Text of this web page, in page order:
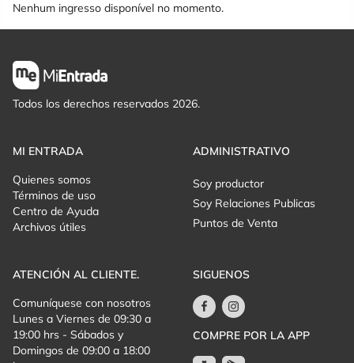
Nenhum ingresso disponível no momento.
Todos los derechos reservados 2026.
MI ENTRADA
Quienes somos
Términos de uso
Centro de Ayuda
Archivos útiles
ADMINISTRATIVO
Soy productor
Soy Relaciones Publicas
Puntos de Venta
ATENCIÓN AL CLIENTE.
Comuníquese con nosotros
Lunes a Viernes de 09:30 a
19:00 hrs - Sábados y
Domingos de 09:00 a 18:00
SIGUENOS
COMPRE POR LA APP